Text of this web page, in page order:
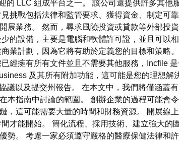
的 LLC 組成平台之一。 該公司還提供許多其
挑戰包括法律和監管要求、獲得資金、制定可
展業務。 然而，尋求風險投資或貸款等外部投
的設備，主要是電腦和軟體許可證，並且可以
業計劃，因為它將有助於定義您的目標和策略
經擁有所有文件並且不需要其他服務，Incfile
及其所有附加功能，這可能是您的理想
議以及提交州報告。 在本文中，我們將僅涵蓋
本指南中討論的範圍。 創辦企業的過程可能會
，這可能需要大量的時間和財務資源。 開展線
才能開始。 簡化流程、採用技術、建立強大
勢。 考慮一家必須遵守嚴格的醫療保健法律和